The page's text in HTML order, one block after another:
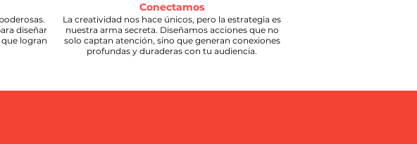
diseñar
logran
Conectamos
La creatividad nos hace únicos, pero la estrategia es
nuestra arma secreta. Diseñamos acciones que no
solo captan atención, sino que generan conexiones
profundas y duraderas con tu audiencia.